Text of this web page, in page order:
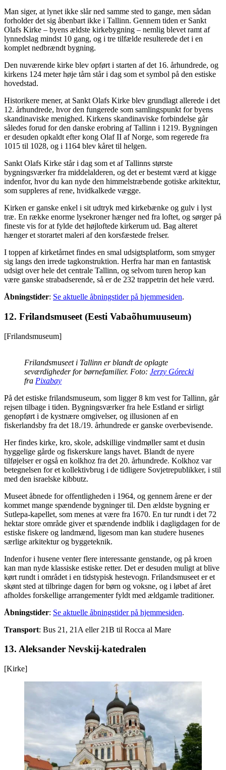
Man siger, at lynet ikke slår ned samme sted to gange, men sådan
forholder det sig åbenbart ikke i Tallinn. Gennem tiden er Sankt
Olafs Kirke – byens ældste kirkebygning – nemlig blevet ramt af
lynnedslag mindst 10 gang, og i tre tilfælde resulterede det i en
komplet nedbrændt bygning.
Den nuværende kirke blev opført i starten af det 16. århundrede, og
kirkens 124 meter høje tårn står i dag som et symbol på den estiske
hovedstad.
Historikere mener, at Sankt Olafs Kirke blev grundlagt allerede i det
12. århundrede, hvor den fungerede som samlingspunkt for byens
skandinaviske menighed. Kirkens skandinaviske forbindelse går
således forud for den danske erobring af Tallinn i 1219. Bygningen
er desuden opkaldt efter kong Olaf II af Norge, som regerede fra
1015 til 1028, og i 1164 blev kåret til helgen.
Sankt Olafs Kirke står i dag som et af Tallinns største
bygningsværker fra middelalderen, og det er bestemt værd at kigge
indenfor, hvor du kan nyde den himmelstræbende gotiske arkitektur,
som suppleres af rene, hvidkalkede vægge.
Kirken er ganske enkel i sit udtryk med kirkebænke og gulv i lyst
træ. En række enorme lysekroner hænger ned fra loftet, og sørger på
fineste vis for at fylde det højloftede kirkerum ud. Bag alteret
hænger et storartet maleri af den korsfæstede frelser.
I toppen af kirketårnet findes en smal udsigtsplatform, som smyger
sig langs den irrede tagkonstruktion. Herfra har man en fantastisk
udsigt over hele det centrale Tallinn, og selvom turen herop kan
være ganske strabadserende, så er de 232 trappetrin det hele værd.
Åbningstider: Se aktuelle åbningstider på hjemmesiden.
12. Frilandsmuseet (Eesti Vabaõhumuuseum)
[Frilandsmuseum]
Frilandsmuseet i Tallinn er blandt de oplagte
seværdigheder for børnefamilier. Foto: Jerzy Górecki
fra Pixabay
På det estiske frilandsmuseum, som ligger 8 km vest for Tallinn, går
rejsen tilbage i tiden. Bygningsværker fra hele Estland er sirligt
genopført i de kystnære omgivelser, og illusionen af en
fiskerlandsby fra det 18./19. århundrede er ganske overbevisende.
Her findes kirke, kro, skole, adskillige vindmøller samt et dusin
hyggelige gårde og fiskerskure langs havet. Blandt de nyere
tilføjelser er også en kolkhoz fra det 20. århundrede. Kolkhoz var
betegnelsen for et kollektivbrug i de tidligere Sovjetrepublikker, i stil
med den israelske kibbutz.
Museet åbnede for offentligheden i 1964, og gennem årene er der
kommet mange spændende bygninger til. Den ældste bygning er
Sutlepa-kapellet, som menes at være fra 1670. En tur rundt i det 72
hektar store område giver et spændende indblik i dagligdagen for de
estiske fiskere og landmænd, ligesom man kan studere husenes
særlige arkitektur og byggeteknik.
Indenfor i husene venter flere interessante genstande, og på kroen
kan man nyde klassiske estiske retter. Det er desuden muligt at blive
kørt rundt i området i en tidstypisk hestevogn. Frilandsmuseet er et
skønt sted at tilbringe dagen for børn og voksne, og i løbet af året
afholdes forskellige arrangementer fyldt med ældgamle traditioner.
Åbningstider: Se aktuelle åbningstider på hjemmesiden.
Transport: Bus 21, 21A eller 21B til Rocca al Mare
13. Aleksander Nevskij-katedralen
[Kirke]